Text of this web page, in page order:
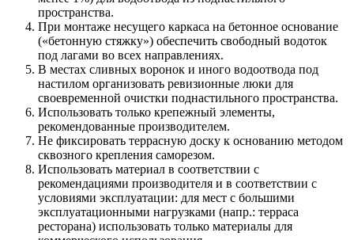
пространства.
При монтаже несущего каркаса на бетонное основание
(«бетонную стяжку») обеспечить свободный водоток
под лагами во всех направлениях.
В местах сливных воронок и иного водоотвода под
настилом организовать ревизионные люки для
своевременной очистки поднастильного пространства.
Использовать только крепежный элементы,
рекомендованные производителем.
Не фиксировать террасную доску к основанию методом
сквозного крепления саморезом.
Использовать материал в соответствии с
рекомендациями производителя и в соответствии с
условиями эксплуатации: для мест с большими
эксплуатационными нагрузками (напр.: терраса
ресторана) использовать только материалы для